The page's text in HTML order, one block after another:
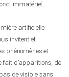
immatériel.
artificielle
invitent et
phénomènes et
d’apparitions, de
de visible sans